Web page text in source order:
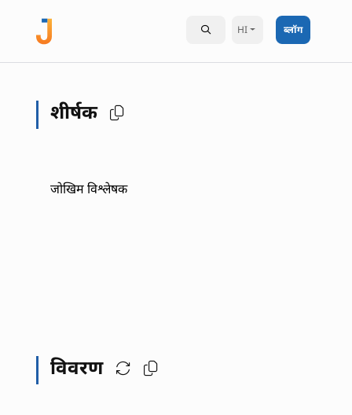
HI ब्लॉग
शीर्षक
जोखिम विश्लेषक
विवरण